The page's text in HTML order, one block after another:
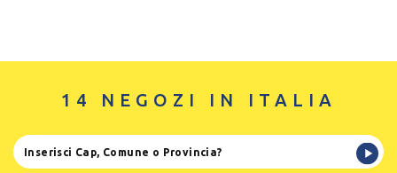
14 NEGOZI IN ITALIA